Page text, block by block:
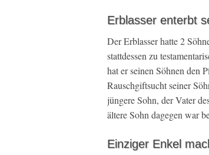
Erblasser enterbt
Der Erblasser hatte 2
stattdessen zu
hat er seinen Söhnen den
Rauschgiftsucht seiner
jüngere Sohn, der Vater
ältere Sohn dagegen war
Einziger Enkel